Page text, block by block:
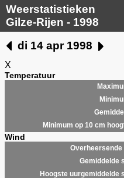
Weerstatistieken
Gilze-Rijen - 1998
di 14 apr 1998
X
Temperatuur
Minimum op 10 cm
Wind
Gemiddelde
Hoogste uurgemiddelde